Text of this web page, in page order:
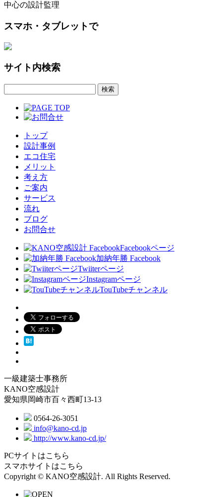
中心の設計監理
スマホ・タブレットで
サイト内検索
トップ
設計事例
エコ住宅
メリット
考え方
ご案内
サービス
流れ
ブログ
お問合せ
Facebookページ
加納年勝 Facebook
Twiiterページ
Instagramページ
TouTubeチャンネル
一級建築士事務所
KANO空感設計
愛知県岡崎市百々西町13-13
0564-26-3051
info@kano-cd.jp
http://www.kano-cd.jp/
PCサイトはこちら
スマホサイトはこちら
Copyright © KANO空感設計. All Rights Reserved.